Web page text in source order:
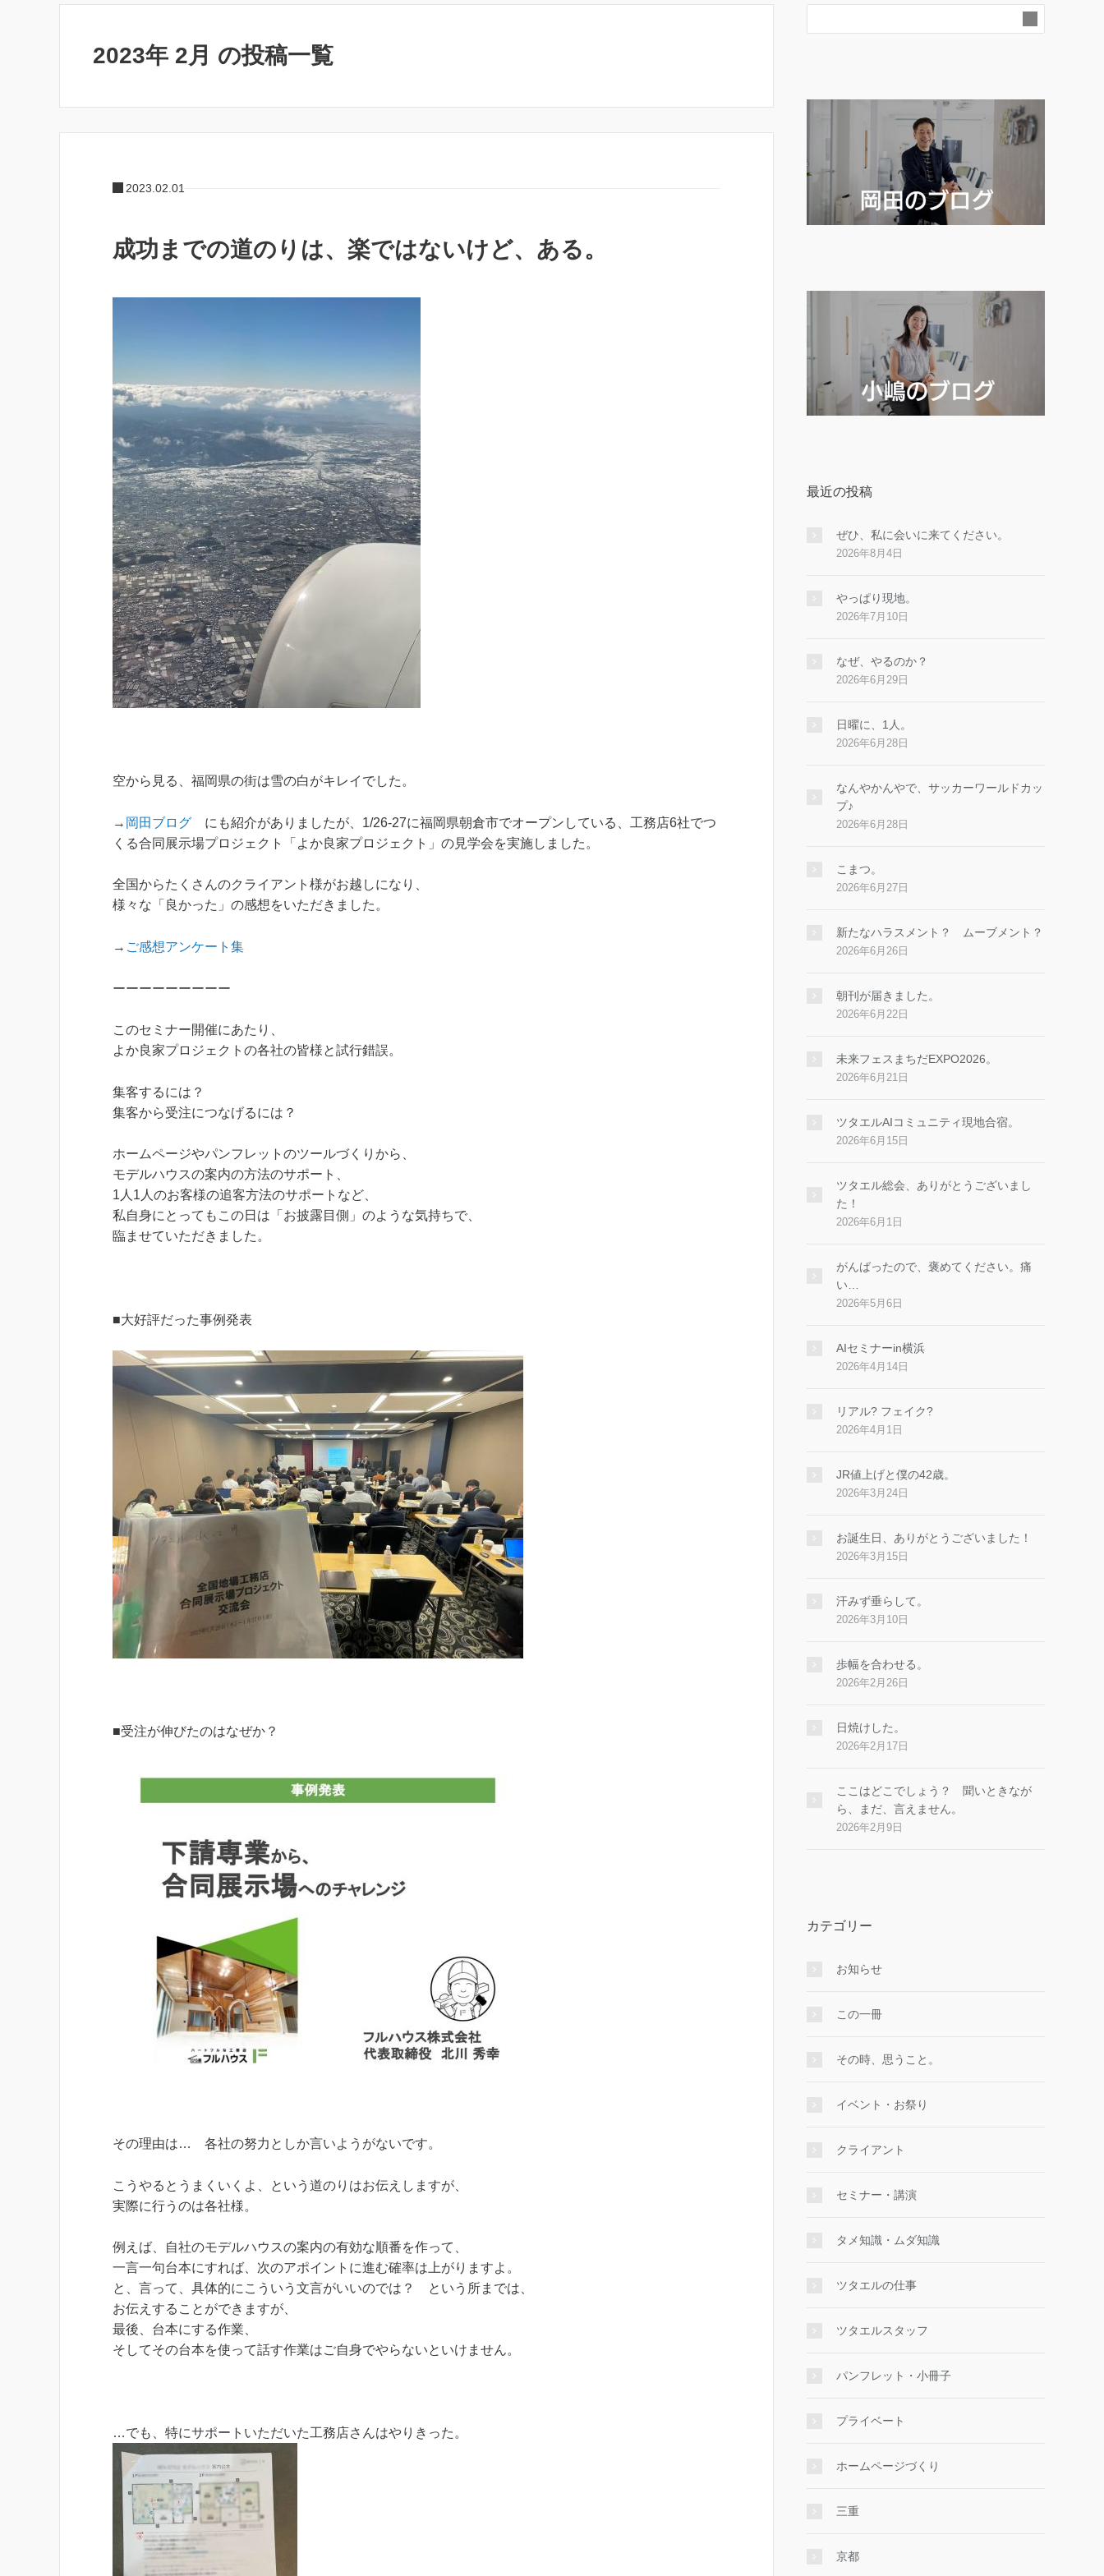
2023年 2月 の投稿一覧
2023.02.01
成功までの道のりは、楽ではないけど、ある。
空から見る、福岡県の街は雪の白がキレイでした。
→ 岡田ブログ にも紹介がありましたが、1/26-27に福岡県朝倉市でオープンしている、工務店6社でつ
くる合同展示場プロジェクト「よか良家プロジェクト」の見学会を実施しました。
全国からたくさんのクライアント様がお越しになり、
様々な「良かった」の感想をいただきました。
→ ご感想アンケート集
ーーーーーーーーー
このセミナー開催にあたり、
よか良家プロジェクトの各社の皆様と試行錯誤。
集客するには？
集客から受注につなげるには？
ホームページやパンフレットのツールづくりから、
モデルハウスの案内の方法のサポート、
1人1人のお客様の追客方法のサポートなど、
私自身にとってもこの日は「お披露目側」のような気持ちで、
臨ませていただきました。
■大好評だった事例発表
■受注が伸びたのはなぜか？
その理由は… 各社の努力としか言いようがないです。
こうやるとうまくいくよ、という道のりはお伝えしますが、
実際に行うのは各社様。
例えば、自社のモデルハウスの案内の有効な順番を作って、
一言一句台本にすれば、次のアポイントに進む確率は上がりますよ。
と、言って、具体的にこういう文言がいいのでは？ という所までは、
お伝えすることができますが、
最後、台本にする作業、
そしてその台本を使って話す作業はご自身でやらないといけません。
…でも、特にサポートいただいた工務店さんはやりきった。
最近の投稿
ぜひ、私に会いに来てください。
2026年8月4日
やっぱり現地。
2026年7月10日
なぜ、やるのか？
2026年6月29日
日曜に、1人。
2026年6月28日
なんやかんやで、サッカーワールドカッ
プ♪
2026年6月28日
こまつ。
2026年6月27日
新たなハラスメント？ ムーブメント？
2026年6月26日
朝刊が届きました。
2026年6月22日
未来フェスまちだEXPO2026。
2026年6月21日
ツタエルAIコミュニティ現地合宿。
2026年6月15日
ツタエル総会、ありがとうございまし
た！
2026年6月1日
がんばったので、褒めてください。痛
い…
2026年5月6日
AIセミナーin横浜
2026年4月14日
リアル? フェイク?
2026年4月1日
JR値上げと僕の42歳。
2026年3月24日
お誕生日、ありがとうございました！
2026年3月15日
汗みず垂らして。
2026年3月10日
歩幅を合わせる。
2026年2月26日
日焼けした。
2026年2月17日
ここはどこでしょう？ 聞いときなが
ら、まだ、言えません。
2026年2月9日
カテゴリー
お知らせ
この一冊
その時、思うこと。
イベント・お祭り
クライアント
セミナー・講演
タメ知識・ムダ知識
ツタエルの仕事
ツタエルスタッフ
パンフレット・小冊子
プライベート
ホームページづくり
三重
京都